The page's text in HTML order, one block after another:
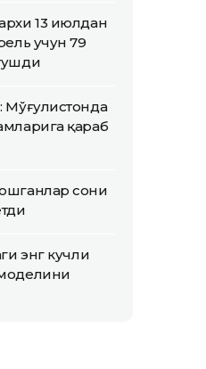
13 июлдан
учун 79
Мўғулистонда
қараб
сони
энг кучли